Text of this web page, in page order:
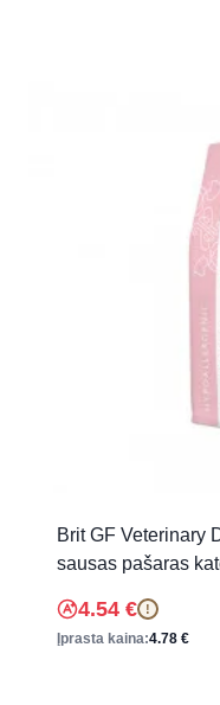
Brit GF Veterinary
sausas pašaras
4.54 € !
Įprasta kaina:4.78 €